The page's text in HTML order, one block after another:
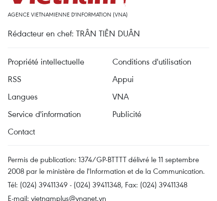
AGENCE VIETNAMIENNE D'INFORMATION (VNA)
Rédacteur en chef: TRÂN TIÊN DUÂN
Propriété intellectuelle
Conditions d'utilisation
RSS
Appui
Langues
VNA
Service d'information
Publicité
Contact
Permis de publication: 1374/GP-BTTTT délivré le 11 septembre
2008 par le ministère de l'Information et de la Communication.
Tél: (024) 39411349 - (024) 39411348, Fax: (024) 39411348
E-mail: vietnamplus@vnanet.vn